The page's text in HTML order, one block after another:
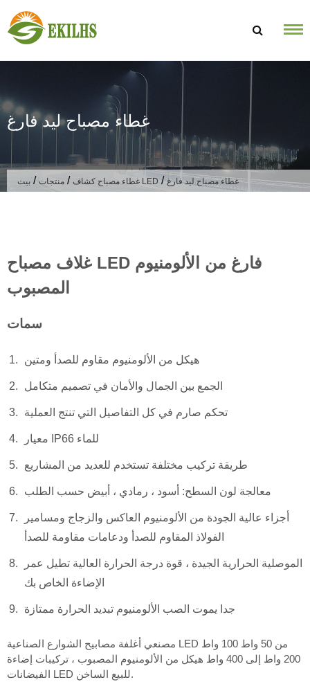
غطاء مصباح ليد فارغ
بيت / منتجات / غطاء مصباح كشاف LED /غطاء مصباح ليد فارغ
غلاف مصباح LED فارغ من الألومنيوم
المصبوب
سمات
هيكل من الألومنيوم مقاوم للصدأ ومتين
الجمع بين الجمال والأمان في تصميم متكامل
تحكم صارم في كل التفاصيل التي تنتج العملية
معيار IP66 للماء
طريقة تركيب مختلفة تستخدم للعديد من المشاريع
معالجة لون السطح: أسود ، رمادي ، أبيض حسب الطلب
أجزاء عالية الجودة من الألومنيوم العاكس والزجاج ومسامير
الفولاذ المقاوم للصدأ ودعامات مقاومة للصدأ
الموصلية الحرارية الجيدة ، قوة درجة الحرارة العالية تطيل عمر
الإضاءة الخاص بك
جدا يموت الصب الألومنيوم تبديد الحرارة ممتازة
مصنعي أغلفة مصابيح الشوارع الصناعية LED من 50 واط 100 واط
200 واط إلى 400 واط هيكل من الألومنيوم المصبوب ، تركيبات إضاءة
الفيضانات LED للبيع الساخن.